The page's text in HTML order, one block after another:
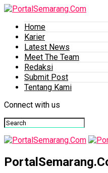
Home
Karier
Latest News
Meet The Team
Redaksi
Submit Post
Tentang Kami
Connect with us